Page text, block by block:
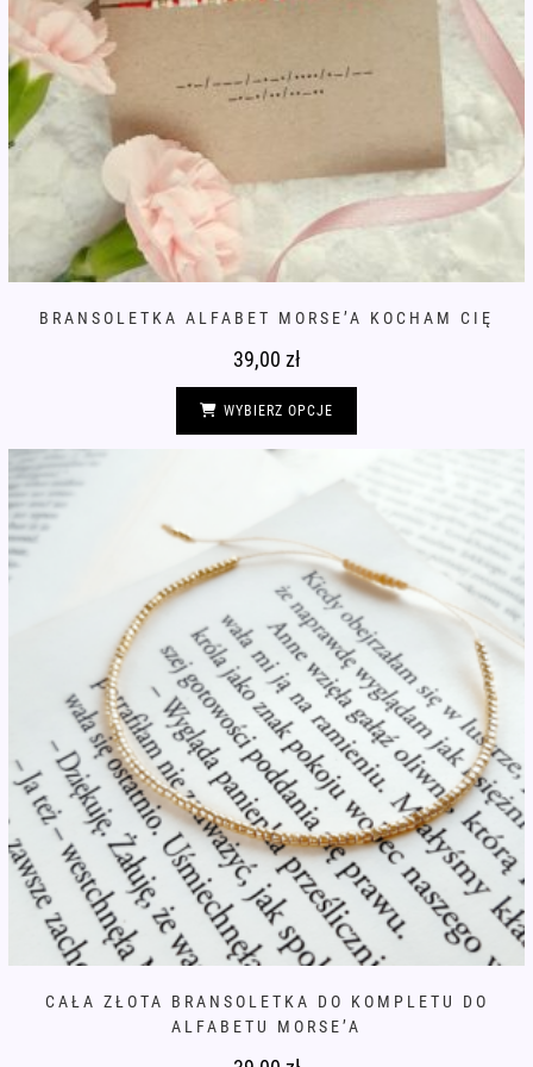
BRANSOLETKA ALFABET MORSE’A KOCHAM CIĘ
39,00 zł
WYBIERZ OPCJE
produktu
CAŁA ZŁOTA BRANSOLETKA DO KOMPLETU DO
ALFABETU MORSE’A